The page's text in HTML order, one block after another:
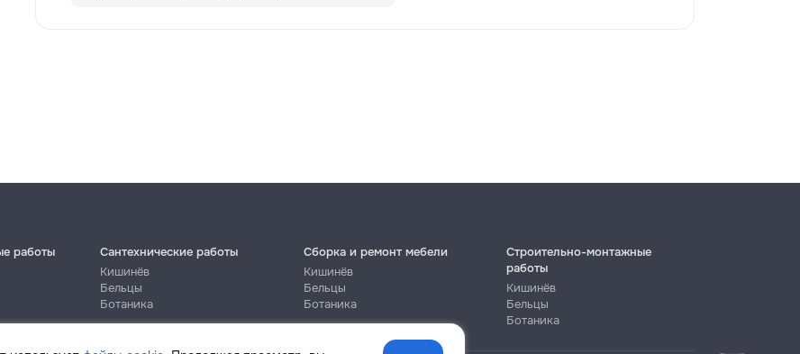
работы
Сантехнические работы
Кишинёв
Бельцы
Ботаника
Сборка и ремонт мебели
Кишинёв
Бельцы
Ботаника
Строительно-монтажные
работы
Кишинёв
Бельцы
Ботаника